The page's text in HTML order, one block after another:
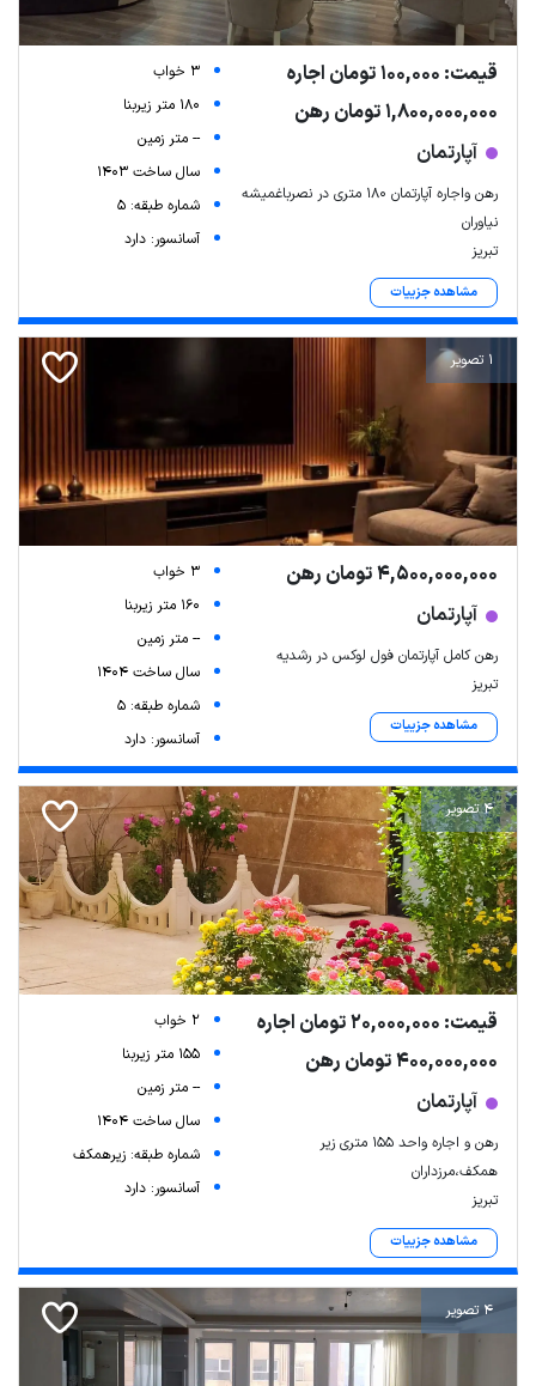
Leaflet | Map data ©ariamarz.com
قیمت: 100,000 تومان اجاره
1,800,000,000 تومان رهن
آپارتمان
رهن واجاره آپارتمان ۱۸۰ متری در نصرباغمیشه
نیاوران
تبریز
مشاهده جزییات
3 خواب
180 متر زیربنا
-- متر زمین
سال ساخت 1403
شماره طبقه: 5
آسانسور: دارد
1 تصویر
4,500,000,000 تومان رهن
آپارتمان
رهن کامل آپارتمان فول لوکس در رشدیه
تبریز
مشاهده جزییات
3 خواب
160 متر زیربنا
-- متر زمین
سال ساخت 1404
شماره طبقه: 5
آسانسور: دارد
4 تصویر
قیمت: 20,000,000 تومان اجاره
400,000,000 تومان رهن
آپارتمان
رهن و اجاره واحد ۱۵۵ متری زیر
همکف،مرزداران
تبریز
مشاهده جزییات
2 خواب
155 متر زیربنا
-- متر زمین
سال ساخت 1404
شماره طبقه: زیرهمکف
آسانسور: دارد
4 تصویر